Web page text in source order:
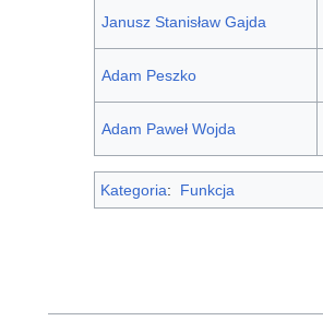
Janusz Stanisław Gajda
Adam Peszko
Adam Paweł Wojda
Kategoria: Funkcja